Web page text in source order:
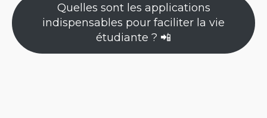
Quelles sont les applications
indispensables pour faciliter la vie
étudiante ? 📲